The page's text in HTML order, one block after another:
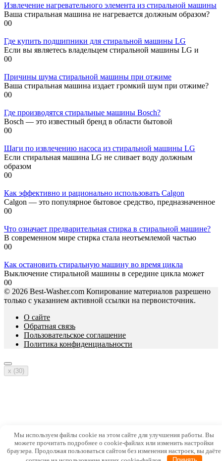
Извлечение нагревательного элемента из стиральной машины
Ваша стиральная машина не нагревается должным образом?
00
Где купить подшипники для стиральной машины LG
Если вы являетесь владельцем стиральной машины LG и
00
Причины шума стиральной машины при отжиме
Ваша стиральная машина издает громкий шум при отжиме?
00
Где производятся стиральные машины Bosch?
Bosch — это известный бренд в области бытовой
00
Шаги по извлечению насоса из стиральной машины LG
Если стиральная машина LG не сливает воду должным
образом
00
Как эффективно и рационально использовать Calgon
Calgon — это популярное бытовое средство, предназначенное
00
Что означает предварительная стирка в стиральной машине?
В современном мире стирка стала неотъемлемой частью
00
Как остановить стиральную машину во время цикла
Выключение стиральной машины в середине цикла может
00
© 2026 Best-Washer.com Копирование материалов разрешено
только с указанием активной ссылки на первоисточник.
О сайте
Обратная связь
Пользовательское соглашение
Политика конфиденциальности
x (30)
Мы используем файлы cookie на этом сайте для улучшения работы. Вы
можете прочитать подробнее о cookie-файлах или изменить настройки
браузера. Продолжая пользоваться сайтом без изменения настроек, вы даёте